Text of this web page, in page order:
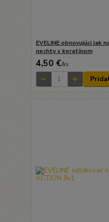
EVELINE obnovujúci lak
nechty s keratínom
4,50 €/ks